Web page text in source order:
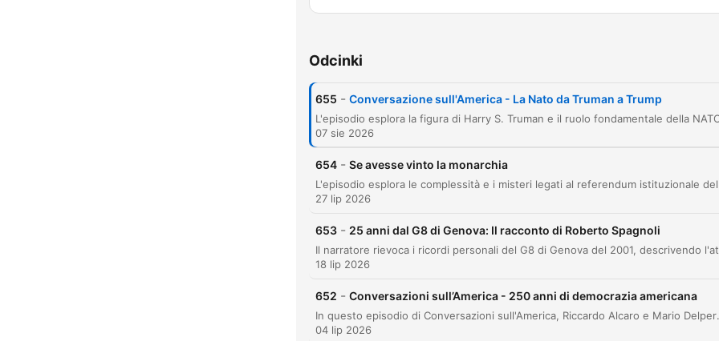
00:16:19 La NATO tra Guerra Fredda e crisi d'identità
00:24:14
NATO
00:30:51
Kliknij rozdział, aby przejść bezpośrednio do tego momentu
Najważniejsze momenty
Tutto ciò magari non avrebbe minacciato direttamente
la sicurezza degli Stati Uniti, ma avrebbe trasformato
Odcinki
655 - Conversazione sull'America - La Nato da Truman a Trump
07 sie 2026
654 - Se avesse vinto la monarchia
27 lip 2026
653 - 25 anni dal G8 di Genova: Il racconto di Roberto Spagnoli
18 lip 2026
652 - Conversazioni sull’America - 250 anni di democrazia americana
In questo episodio di Conversazioni sull'America, Riccardo Alcaro e Mario Delpero analizzano i documenti
04 lip 2026